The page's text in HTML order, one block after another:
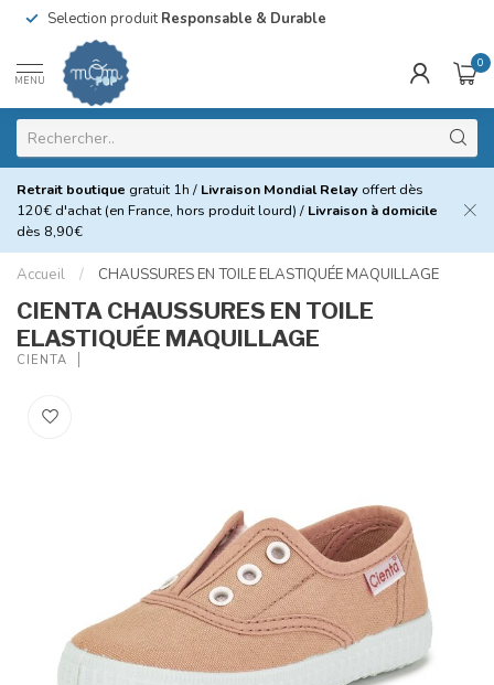
Selection produitResponsable & Durable
MENU
0
Retrait boutique gratuit 1h / Livraison Mondial Relay offert dès
120€ d'achat (en France, hors produit lourd) / Livraison à domicile
dès 8,90€
Accueil / CHAUSSURES EN TOILE ELASTIQUÉE MAQUILLAGE
CIENTA CHAUSSURES EN TOILE
ELASTIQUÉE MAQUILLAGE
CIENTA